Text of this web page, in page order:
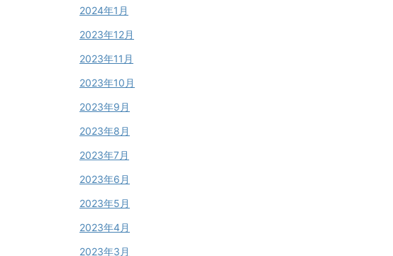
2024年1月
2023年12月
2023年11月
2023年10月
2023年9月
2023年8月
2023年7月
2023年6月
2023年5月
2023年4月
2023年3月